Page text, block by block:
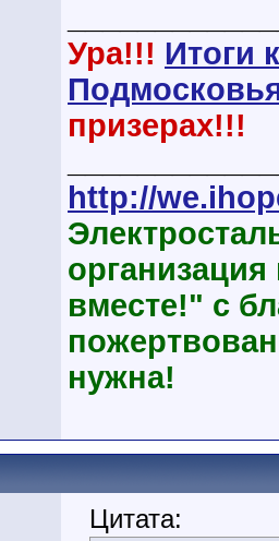
Ура!!! Итоги
призерах!!!
http://
вместе!" с
нужна!
Цитата: